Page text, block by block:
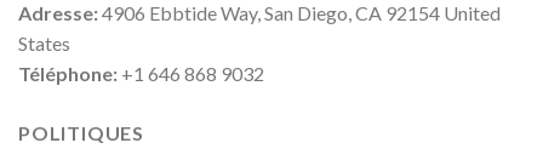
Adresse:4906 Ebbtide Way, San Diego, CA 92154 United
States
Téléphone: +1 646 868 9032
POLITIQUES